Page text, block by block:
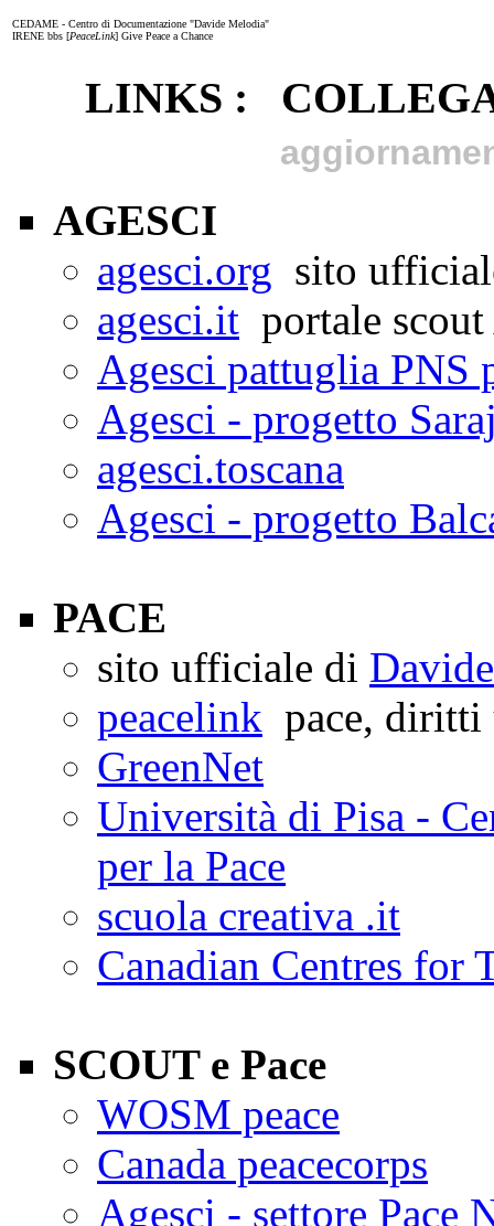
CEDAME - Centro di Documentazione "Davide Melodia"
IRENE bbs [PeaceLink] Give Peace a Chance
LINKS :
AGESCI
agesci.org sito
agesci.it portale
Agesci pattuglia PNS
Agesci - progetto
agesci.toscana
Agesci - progetto
PACE
sito ufficiale di
peacelink pace, diritti
GreenNet
Università di Pisa -
per la Pace
scuola creativa .it
Canadian Centres for
SCOUT e Pace
WOSM peace
Canada peacecorps
Agesci - settore Pace